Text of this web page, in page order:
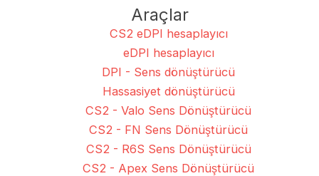
Araçlar
CS2 eDPI hesaplayıcı
eDPI hesaplayıcı
DPI - Sens dönüştürücü
Hassasiyet dönüştürücü
CS2 - Valo Sens Dönüştürücü
CS2 - FN Sens Dönüştürücü
CS2 - R6S Sens Dönüştürücü
CS2 - Apex Sens Dönüştürücü